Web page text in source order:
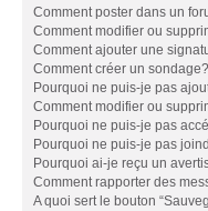
Comment poster dans un
Comment modifier ou
Comment ajouter une
Comment créer un sondage?
Pourquoi ne puis-je pas
Comment modifier ou
Pourquoi ne puis-je pas
Pourquoi ne puis-je pas
Pourquoi ai-je reçu un
Comment rapporter des
A quoi sert le bouton